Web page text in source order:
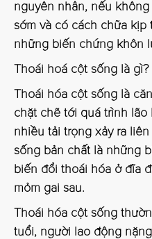
nguyên nhân, nếu
sớm và có cách chữa kịp
những biến chứng khôn
Thoái hoá cột sống là gì?
Thoái hóa cột sống là
chặt chẽ tới quá trình
nhiều tải trọng xảy ra
sống bản chất là những
biến đổi thoái hóa ở đĩa
mỏm gai sau.
Thoái hóa cột sống
tuổi, người lao động